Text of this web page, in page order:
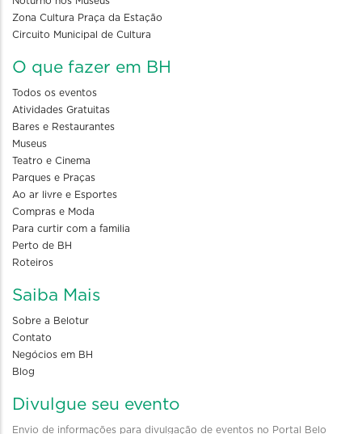
Zona Cultura Praça da Estação
Circuito Municipal de Cultura
O que fazer em BH
Todos os eventos
Atividades Gratuitas
Bares e Restaurantes
Museus
Teatro e Cinema
Parques e Praças
Ao ar livre e Esportes
Compras e Moda
Para curtir com a familia
Perto de BH
Roteiros
Saiba Mais
Sobre a Belotur
Contato
Negócios em BH
Blog
Divulgue seu evento
Envio de informações para divulgação de eventos no Portal Belo